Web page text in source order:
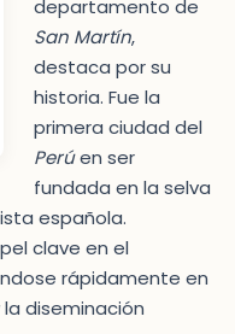
departamento de
San Martín,
destaca por su
historia. Fue la
primera ciudad del
Perúen ser
fundada en la selva
española.
clave en el
rápidamente en
diseminación